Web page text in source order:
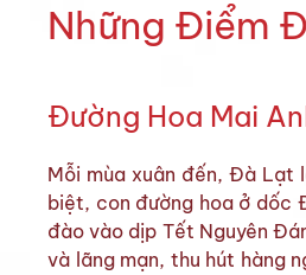
Những Điểm
Đường Hoa Mai
Mỗi mùa xuân đến, Đà Lạt
biệt, con đường hoa ở dốc
đào vào dịp Tết Nguyên
và lãng mạn, thu hút hàng